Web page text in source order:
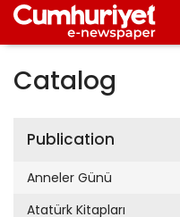
Catalog
Publication
Anneler Günü
Atatürk Kitapları